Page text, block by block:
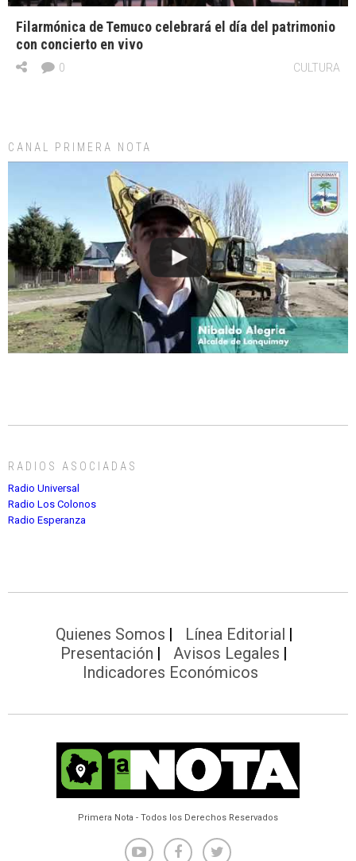
Filarmónica de Temuco celebrará el día del patrimonio
con concierto en vivo
CULTURA
0
CANAL PRIMERA NOTA
RADIOS ASOCIADAS
Radio Universal
Radio Los Colonos
Radio Esperanza
Quienes Somos
Línea Editorial
Presentación
Avisos Legales
Indicadores Económicos
Primera Nota - Todos los Derechos Reservados